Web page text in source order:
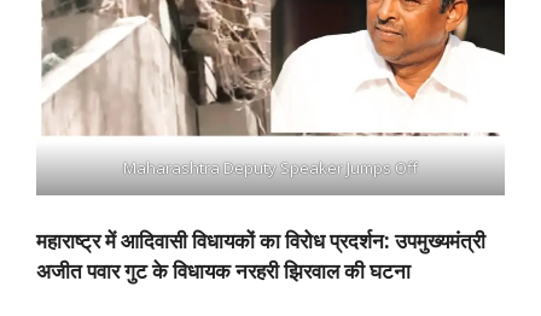
Maharashtra Deputy Speaker Jumps Off
महाराष्ट्र में आदिवासी विधायकों का विरोध प्रदर्शन: उपमुख्यमंत्री
अजीत पवार गुट के विधायक नरहरी झिरवाल की घटना